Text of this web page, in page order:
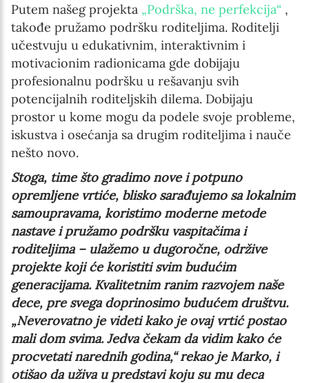
Putem našeg projekta „Podrška, ne perfekcija“ ,
takođe pružamo podršku roditeljima. Roditelji
učestvuju u edukativnim, interaktivnim i
motivacionim radionicama gde dobijaju
profesionalnu podršku u rešavanju svih
potencijalnih roditeljskih dilema. Dobijaju
prostor u kome mogu da podele svoje probleme,
iskustva i osećanja sa drugim roditeljima i nauče
nešto novo.
Stoga, time što gradimo nove i potpuno
opremljene vrtiće, blisko sarađujemo sa lokalnim
samoupravama, koristimo moderne metode
nastave i pružamo podršku vaspitačima i
roditeljima – ulažemo u dugoročne, održive
projekte koji će koristiti svim budućim
generacijama. Kvalitetnim ranim razvojem naše
dece, pre svega doprinosimo budućem društvu.
„Neverovatno je videti kako je ovaj vrtić postao
mali dom svima. Jedva čekam da vidim kako će
procvetati narednih godina,“ rekao je Marko, i
otišao da uživa u predstavi koju su mu deca